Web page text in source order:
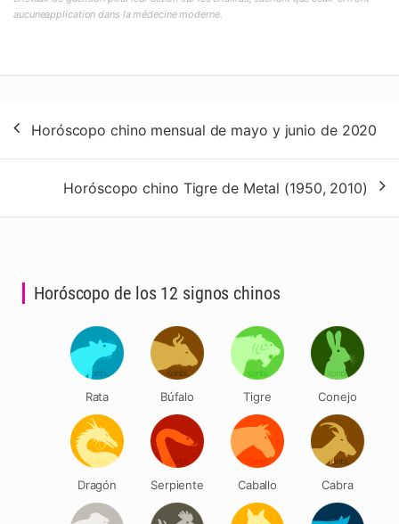
aucuneapplication dans la médecine moderne.
de
entradas
Horóscopo chino mensual de mayo y junio de 2020
Horóscopo chino Tigre de Metal (1950, 2010)
Horóscopo de los 12 signos chinos
Rata Búfalo Tigre Conejo
Dragón Serpiente Caballo Cabra